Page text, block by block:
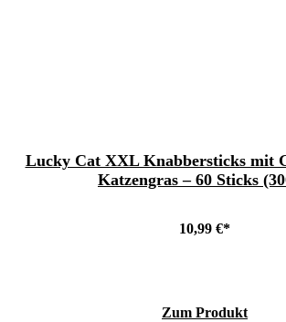
Lucky Cat XXL Knabbersticks mit
Katzengras – 60 Sticks
10,99 €
Zum Produkt